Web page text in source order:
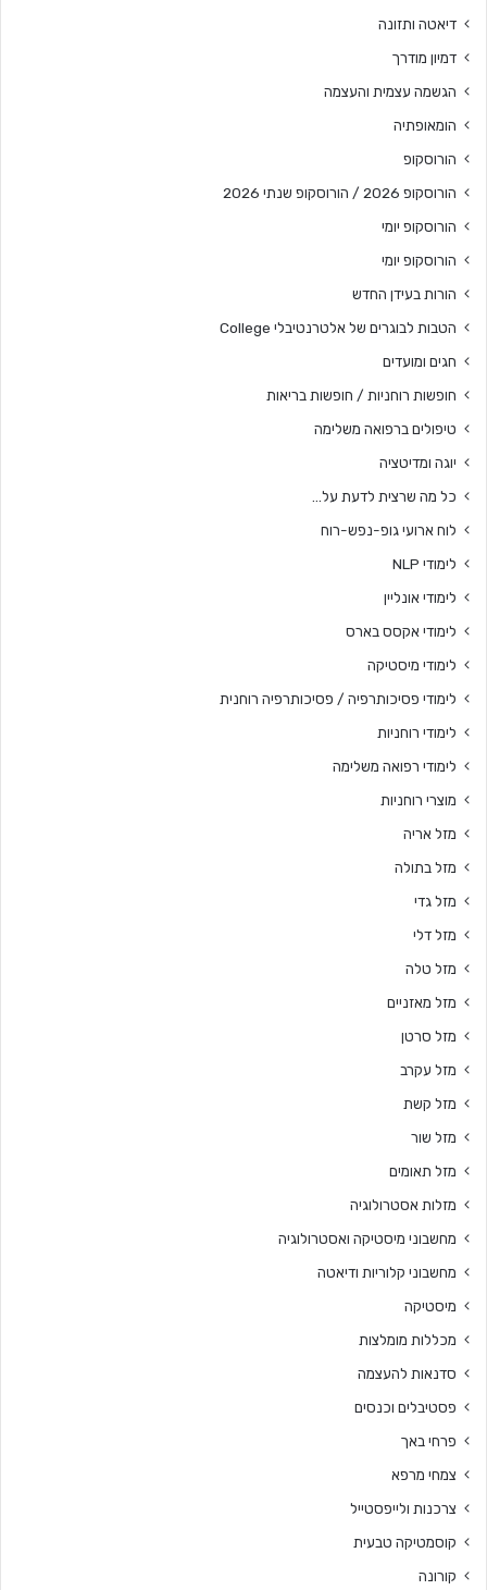
דיאטה ותזונה
דמיון מודרך
הגשמה עצמית והעצמה
הומאופתיה
הורוסקופ
הורוסקופ 2026 / הורוסקופ שנתי 2026
הורוסקופ יומי
הורוסקופ יומי
הורות בעידן החדש
הטבות לבוגרים של אלטרנטיבלי College
חגים ומועדים
חופשות רוחניות / חופשות בריאות
טיפולים ברפואה משלימה
יוגה ומדיטציה
כל מה שרצית לדעת על…
לוח ארועי גופ-נפש-רוח
לימודי NLP
לימודי אונליין
לימודי אקסס בארס
לימודי מיסטיקה
לימודי פסיכותרפיה / פסיכותרפיה רוחנית
לימודי רוחניות
לימודי רפואה משלימה
מוצרי רוחניות
מזל אריה
מזל בתולה
מזל גדי
מזל דלי
מזל טלה
מזל מאזניים
מזל סרטן
מזל עקרב
מזל קשת
מזל שור
מזל תאומים
מזלות אסטרולוגיה
מחשבוני מיסטיקה ואסטרולוגיה
מחשבוני קלוריות ודיאטה
מיסטיקה
מכללות מומלצות
סדנאות להעצמה
פסטיבלים וכנסים
פרחי באך
צמחי מרפא
צרכנות ולייפסטייל
קוסמטיקה טבעית
קורונה